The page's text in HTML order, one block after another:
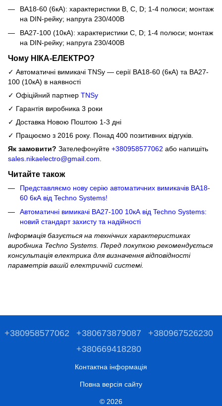
ВА18-60 (6кА): характеристики B, C, D; 1-4 полюси; монтаж
на DIN-рейку; напруга 230/400В
ВА27-100 (10кА): характеристики C, D; 1-4 полюси; монтаж
на DIN-рейку; напруга 230/400В
Чому НІКА-ЕЛЕКТРО?
✓ Автоматичні вимикачі TNSy — серії ВА18-60 (6кА) та ВА27-
100 (10кА) в наявності
✓ Офіційний партнер TNSy
✓ Гарантія виробника 3 роки
✓ Доставка Новою Поштою 1-3 дні
✓ Працюємо з 2016 року. Понад 400 позитивних відгуків.
Як замовити? Зателефонуйте +380958577062 або напишіть
sales.nikaelectro@gmail.com
Читайте також
Представляємо нову серію автоматичних вимикачів ВА18-
60 6кА від Techno Systems!
Автоматичні вимикачі ВА27-100 10кА від Techno Systems:
новий стандарт захисту та надійності
Інформація базується на технічних характеристиках
виробника Techno Systems. Перед покупкою рекомендується
консультація електрика для визначення відповідності
параметрів вашій електричній системі.
+380958577062 +380673879087
+380967526230
+380669418280
Контактна інформація
Повна версія сайту
© 2026